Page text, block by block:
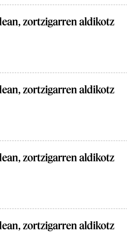
zortzigarren aldikotz
zortzigarren aldikotz
zortzigarren aldikotz
zortzigarren aldikotz